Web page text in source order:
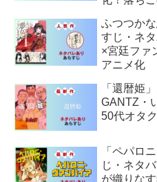
ふつつか
すじ・ネ
×宮廷ファ
アニメ化
「還暦姫
GANTZ・
50代オタ
「ペパロ
じ・ネタ
が織りな